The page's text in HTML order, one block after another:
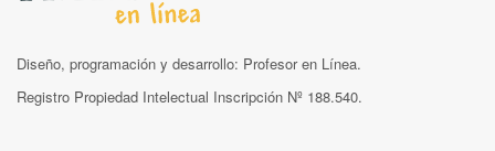
Diseño, programación y desarrollo: Profesor en Línea.
Registro Propiedad Intelectual Inscripción Nº 188.540.